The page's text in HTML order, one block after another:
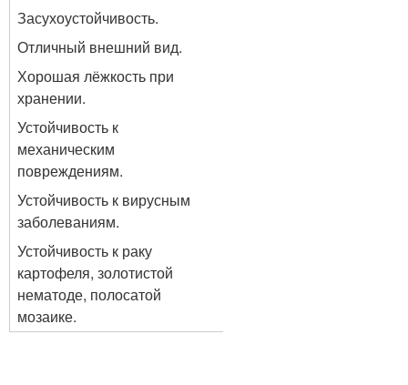
Засухоустойчивость.
Отличный внешний вид.
Хорошая лёжкость при
хранении.
Устойчивость к
механическим
повреждениям.
Устойчивость к вирусным
заболеваниям.
Устойчивость к раку
картофеля, золотистой
нематоде, полосатой
мозаике.